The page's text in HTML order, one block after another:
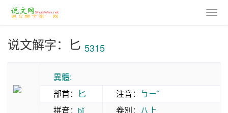
说文解字：匕 5315
異體:
部首： 匕 注音：
ㄅㄧˇ
拼音： bǐ 卷別： 八上